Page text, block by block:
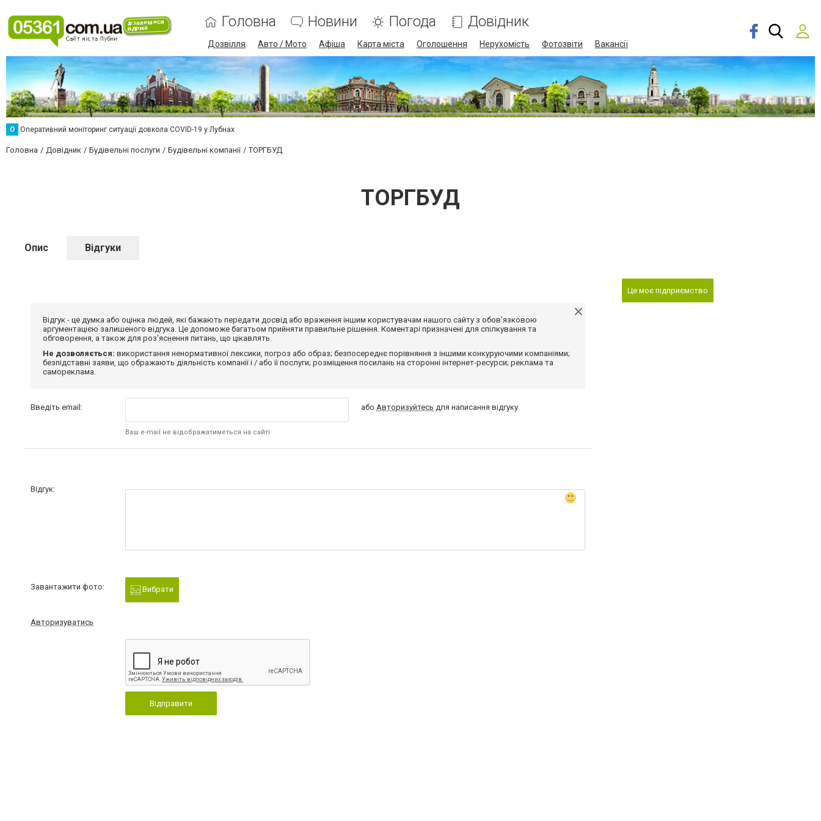
Головна Новини Погода Довідник
Дозвілля Авто / Мото Афіша Карта міста Оголошення Нерухомість Фотозвіти Вакансії
О Оперативний моніторинг ситуації довкола COVID-19 у Лубнах
Головна Довідник Будівельні послуги Будівельні компанії ТОРГБУД
ТОРГБУД
Опис Відгуки
Відгук - це думка або оцінка людей, які бажають передати досвід або враження іншим користувачам нашого сайту з обов'язковою
аргументацією залишеного відгука. Це допоможе багатьом прийняти правильне рішення. Коментарі призначені для спілкування та
обговорення, а також для роз'яснення питань, що цікавлять.
Не дозволяється: використання ненормативної лексики, погроз або образ; безпосереднє порівняння з іншими конкуруючими компаніями;
безпідставні заяви, що ображають діяльність компанії і / або її послуги; розміщення посилань на сторонні інтернет-ресурси; реклама та
самореклама.
Введіть email:
Ваш e-mail не відображатиметься на сайті
абоАвторизуйтесь для написання відгуку
Відгук:
Завантажити фото: Вибрати
Авторизуватись
Відправити
Це моє підприємство